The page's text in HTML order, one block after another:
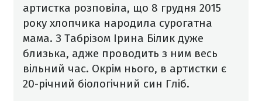
артистка розповіла, що 8 грудня 2015
року хлопчика народила сурогатна
мама. З Табрізом Ірина Білик дуже
близька, адже проводить з ним весь
вільний час. Окрім нього, в артистки є
20-річний біологічний син Гліб.